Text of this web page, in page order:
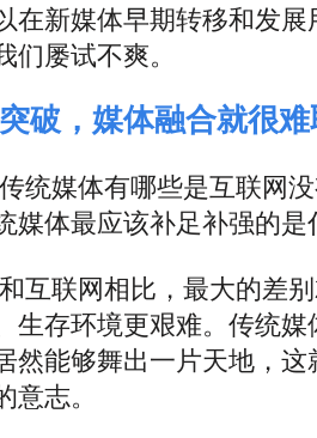
在新媒体早期转移和发
们屡试不爽。
破，媒体融合就很
统媒体有哪些是互联网
媒体最应该补足补强的是
互联网相比，最大的差
生存环境更艰难。传统
然能够舞出一片天地，这
意志。